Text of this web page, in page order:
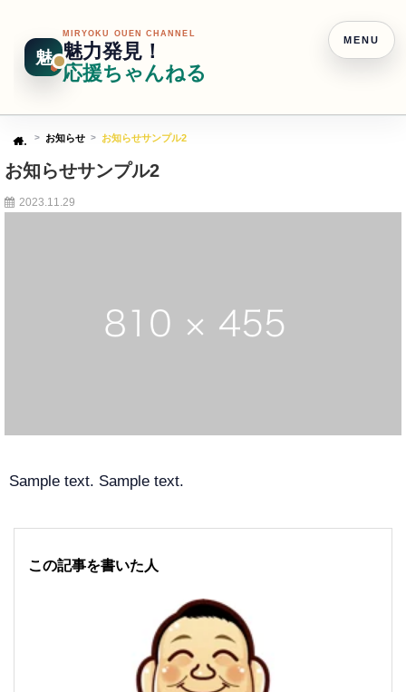
魅
MIRYOKU OUEN CHANNEL
魅力発見！
応援ちゃんねる
Home お知らせ お知らせサンプル2
お知らせサンプル2
2023.11.29
Sample text. Sample text.
この記事を書いた人
MENU